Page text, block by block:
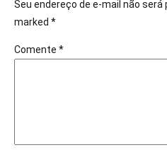
Seu endereço de e-mail não será
marked *
Comente *